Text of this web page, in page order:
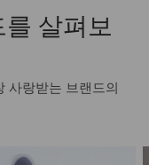
살펴보
사랑받는 브랜드의